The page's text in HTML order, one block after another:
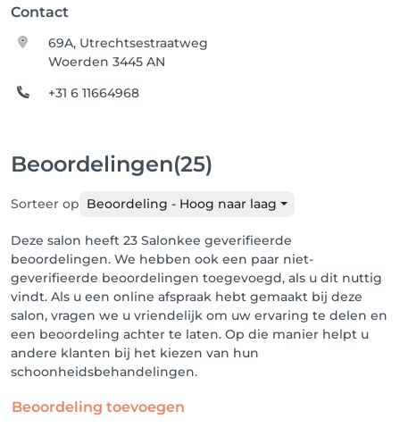
Contact
69A, Utrechtsestraatweg
Woerden 3445 AN
+31 6 11664968
Beoordelingen(25)
Sorteer op Beoordeling - Hoog naar laag
Deze salon heeft 23 Salonkee geverifieerde
beoordelingen. We hebben ook een paar niet-
geverifieerde beoordelingen toegevoegd, als u dit nuttig
vindt. Als u een online afspraak hebt gemaakt bij deze
salon, vragen we u vriendelijk om uw ervaring te delen en
een beoordeling achter te laten. Op die manier helpt u
andere klanten bij het kiezen van hun
schoonheidsbehandelingen.
Beoordeling toevoegen